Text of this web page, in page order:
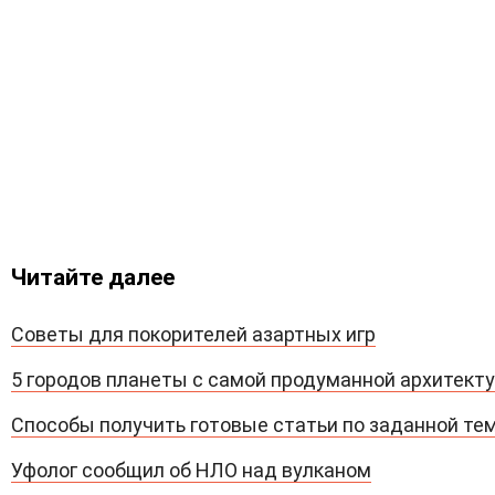
Читайте далее
Советы для покорителей азартных игр
5 городов планеты с самой продуманной
Способы получить готовые статьи по заданной
Уфолог сообщил об НЛО над вулканом